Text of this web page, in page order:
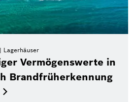
Lagerhäuser
Vermögenswerte in
Brandfrüherkennung